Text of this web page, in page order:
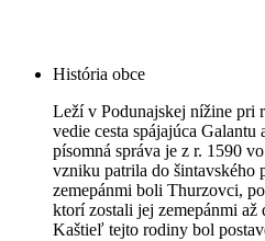
História obce
Leží v Podunajskej nížine pri
vedie cesta spájajúca
písomná správa je z r. 1590
vzniku patrila do šintavského
zemepánmi boli Thurzovci,
ktorí zostali jej zemepánmi až
Kaštieľ tejto rodiny bol